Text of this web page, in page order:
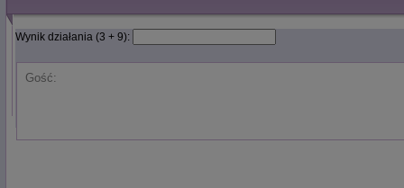
Wynik działania (3 + 9):
Gość: